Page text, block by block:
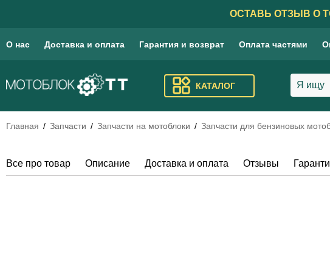
ОСТАВЬ ОТЗЫВ О
О нас Доставка и оплата Гарантия и возврат Оплата частями
КАТАЛОГ
Главная Запчасти Запчасти на мотоблоки Запчасти для бензиновых
Все про товар Описание Доставка и оплата Отзывы